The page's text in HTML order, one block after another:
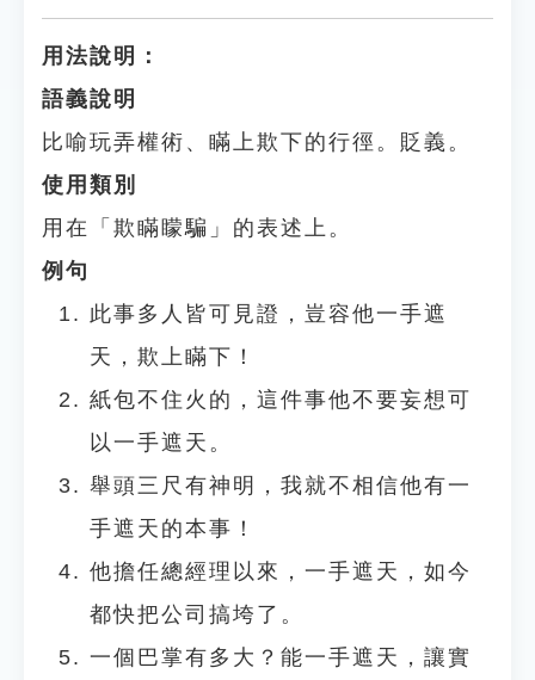
用法說明：
語義說明
比喻玩弄權術、瞞上欺下的行徑。貶義。
使用類別
用在「欺瞞矇騙」的表述上。
例句
此事多人皆可見證，豈容他一手遮
天，欺上瞞下！
紙包不住火的，這件事他不要妄想可
以一手遮天。
舉頭三尺有神明，我就不相信他有一
手遮天的本事！
他擔任總經理以來，一手遮天，如今
都快把公司搞垮了。
一個巴掌有多大？能一手遮天，讓實